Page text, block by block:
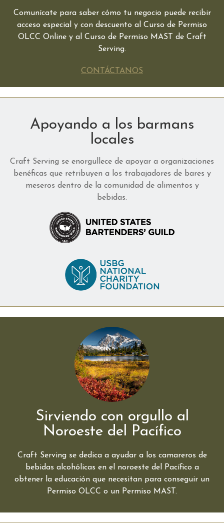
Comunícate para saber cómo tu negocio puede recibir
acceso especial y con descuento al Curso de Permiso
OLCC Online y al Curso de Permiso MAST de Craft
Serving.
CONTÁCTANOS
Apoyando a los barmans
locales
Craft Serving se enorgullece de apoyar a organizaciones
benéficas que retribuyen a los trabajadores de bares y
meseros dentro de la comunidad de alimentos y
bebidas.
Sirviendo con orgullo al
Noroeste del Pacífico
Craft Serving se dedica a ayudar a los camareros de
bebidas alcohólicas en el noroeste del Pacífico a
obtener la educación que necesitan para conseguir un
Permiso OLCC o un Permiso MAST.